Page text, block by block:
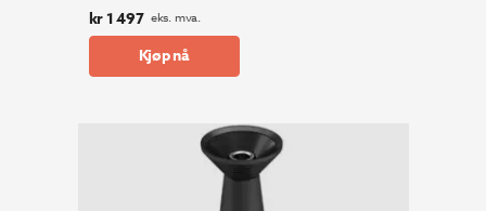
kr1 497 eks. mva.
Kjøp nå